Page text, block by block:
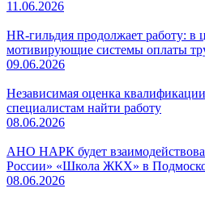
11.06.2026
HR-гильдия продолжает работу: в
мотивирующие системы оплаты
09.06.2026
Независимая оценка
специалистам найти работу
08.06.2026
АНО НАРК будет
России» «Школа ЖКХ» в
08.06.2026